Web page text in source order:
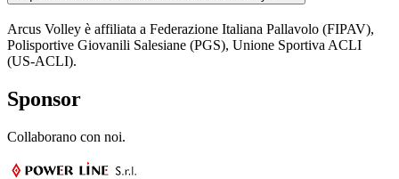
Arcus Volley è affiliata a Federazione Italiana Pallavolo (FIPAV),
Polisportive Giovanili Salesiane (PGS), Unione Sportiva ACLI
(US-ACLI).
Sponsor
Collaborano con noi.